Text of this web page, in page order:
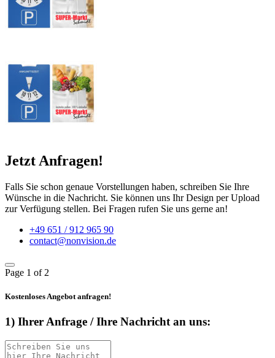
Jetzt Anfragen!
Falls Sie schon genaue Vorstellungen haben, schreiben Sie Ihre
Wünsche in die Nachricht. Sie können uns Ihr Design per Upload
zur Verfügung stellen. Bei Fragen rufen Sie uns gerne an!
+49 651 / 912 965 90
contact@nonvision.de
Page 1 of 2
Kostenloses Angebot anfragen!
1) Ihrer Anfrage / Ihre Nachricht an uns: